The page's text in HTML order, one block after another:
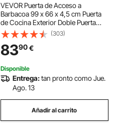
VEVOR Puerta de Acceso a
Barbacoa 99 x 66 x 4,5 cm Puerta
de Cocina Exterior Doble Puerta
Empotrada de Acero Inoxidable con
Manija para Isla de Barbacoa,
Estación de Parrilla, Armario
Exterior
(303)
8390€
Disponible
Entrega:tan pronto como Jue.
Ago. 13
Añadir al carrito